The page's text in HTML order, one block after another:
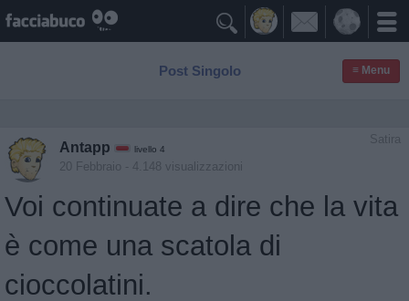

Post Singolo ≡ Menu
Satira
Antapp livello 4
20 Febbraio - 4.148 visualizzazioni
Voi continuate a dire che la vita
è come una scatola di
cioccolatini.